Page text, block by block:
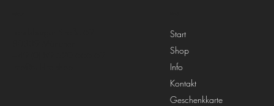
Start
Shop
Info
Kontakt
Geschenkkarte